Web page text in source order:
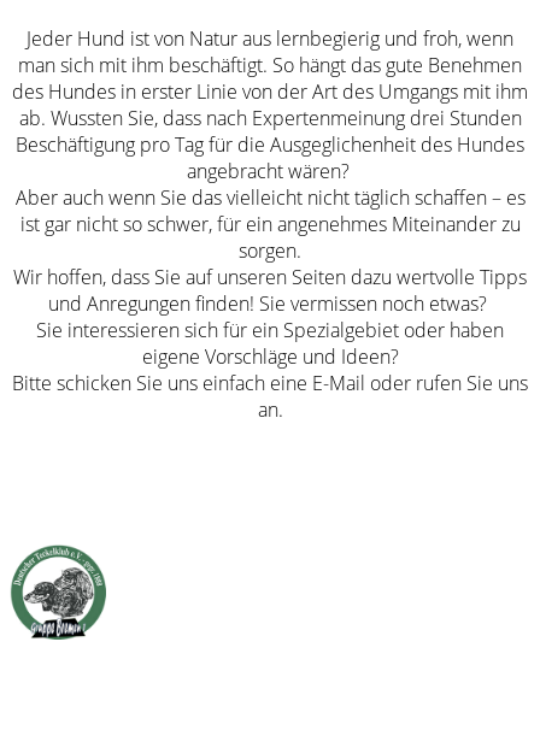
Jeder Hund ist von Natur aus lernbegierig und froh, wenn
man sich mit ihm beschäftigt. So hängt das gute Benehmen
des Hundes in erster Linie von der Art des Umgangs mit ihm
ab. Wussten Sie, dass nach Expertenmeinung drei Stunden
Beschäftigung pro Tag für die Ausgeglichenheit des Hundes
angebracht wären?
Aber auch wenn Sie das vielleicht nicht täglich schaffen – es
ist gar nicht so schwer, für ein angenehmes Miteinander zu
sorgen.
Wir hoffen, dass Sie auf unseren Seiten dazu wertvolle Tipps
und Anregungen finden! Sie vermissen noch etwas?
Sie interessieren sich für ein Spezialgebiet oder haben
eigene Vorschläge und Ideen?
Bitte schicken Sie uns einfach eine E-Mail oder rufen Sie uns
an.